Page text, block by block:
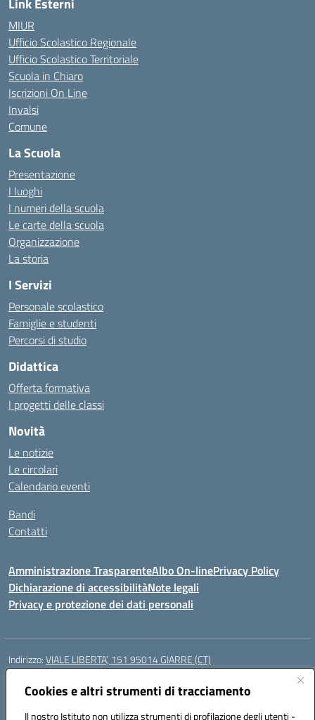
Cookies e altri strumenti di tracciamento
Il nostro Istituto non utilizza strumenti di profilazione degli utenti -
Link Esterni
MIUR
Ufficio Scolastico Regionale
Ufficio Scolastico Territoriale
Scuola in Chiaro
Iscrizioni On Line
Invalsi
Comune
La Scuola
Presentazione
I luoghi
I numeri della scuola
Le carte della scuola
Organizzazione
La storia
I Servizi
Personale scolastico
Famiglie e studenti
Percorsi di studio
Didattica
Offerta formativa
I progetti delle classi
Novità
Le notizie
Le circolari
Calendario eventi
Bandi
Contatti
Amministrazione TrasparenteAlbo On-linePrivacy Policy
Dichiarazione di accessibilitàNote legali
Privacy e protezione dei dati personali
Indirizzo:VIALE LIBERTA’, 151 95014 GIARRE (CT)
Centralino:
Posta elettronica certificata (PEC):ctmm151004@pec.istruzione.it
Codice fiscale: 92032760875